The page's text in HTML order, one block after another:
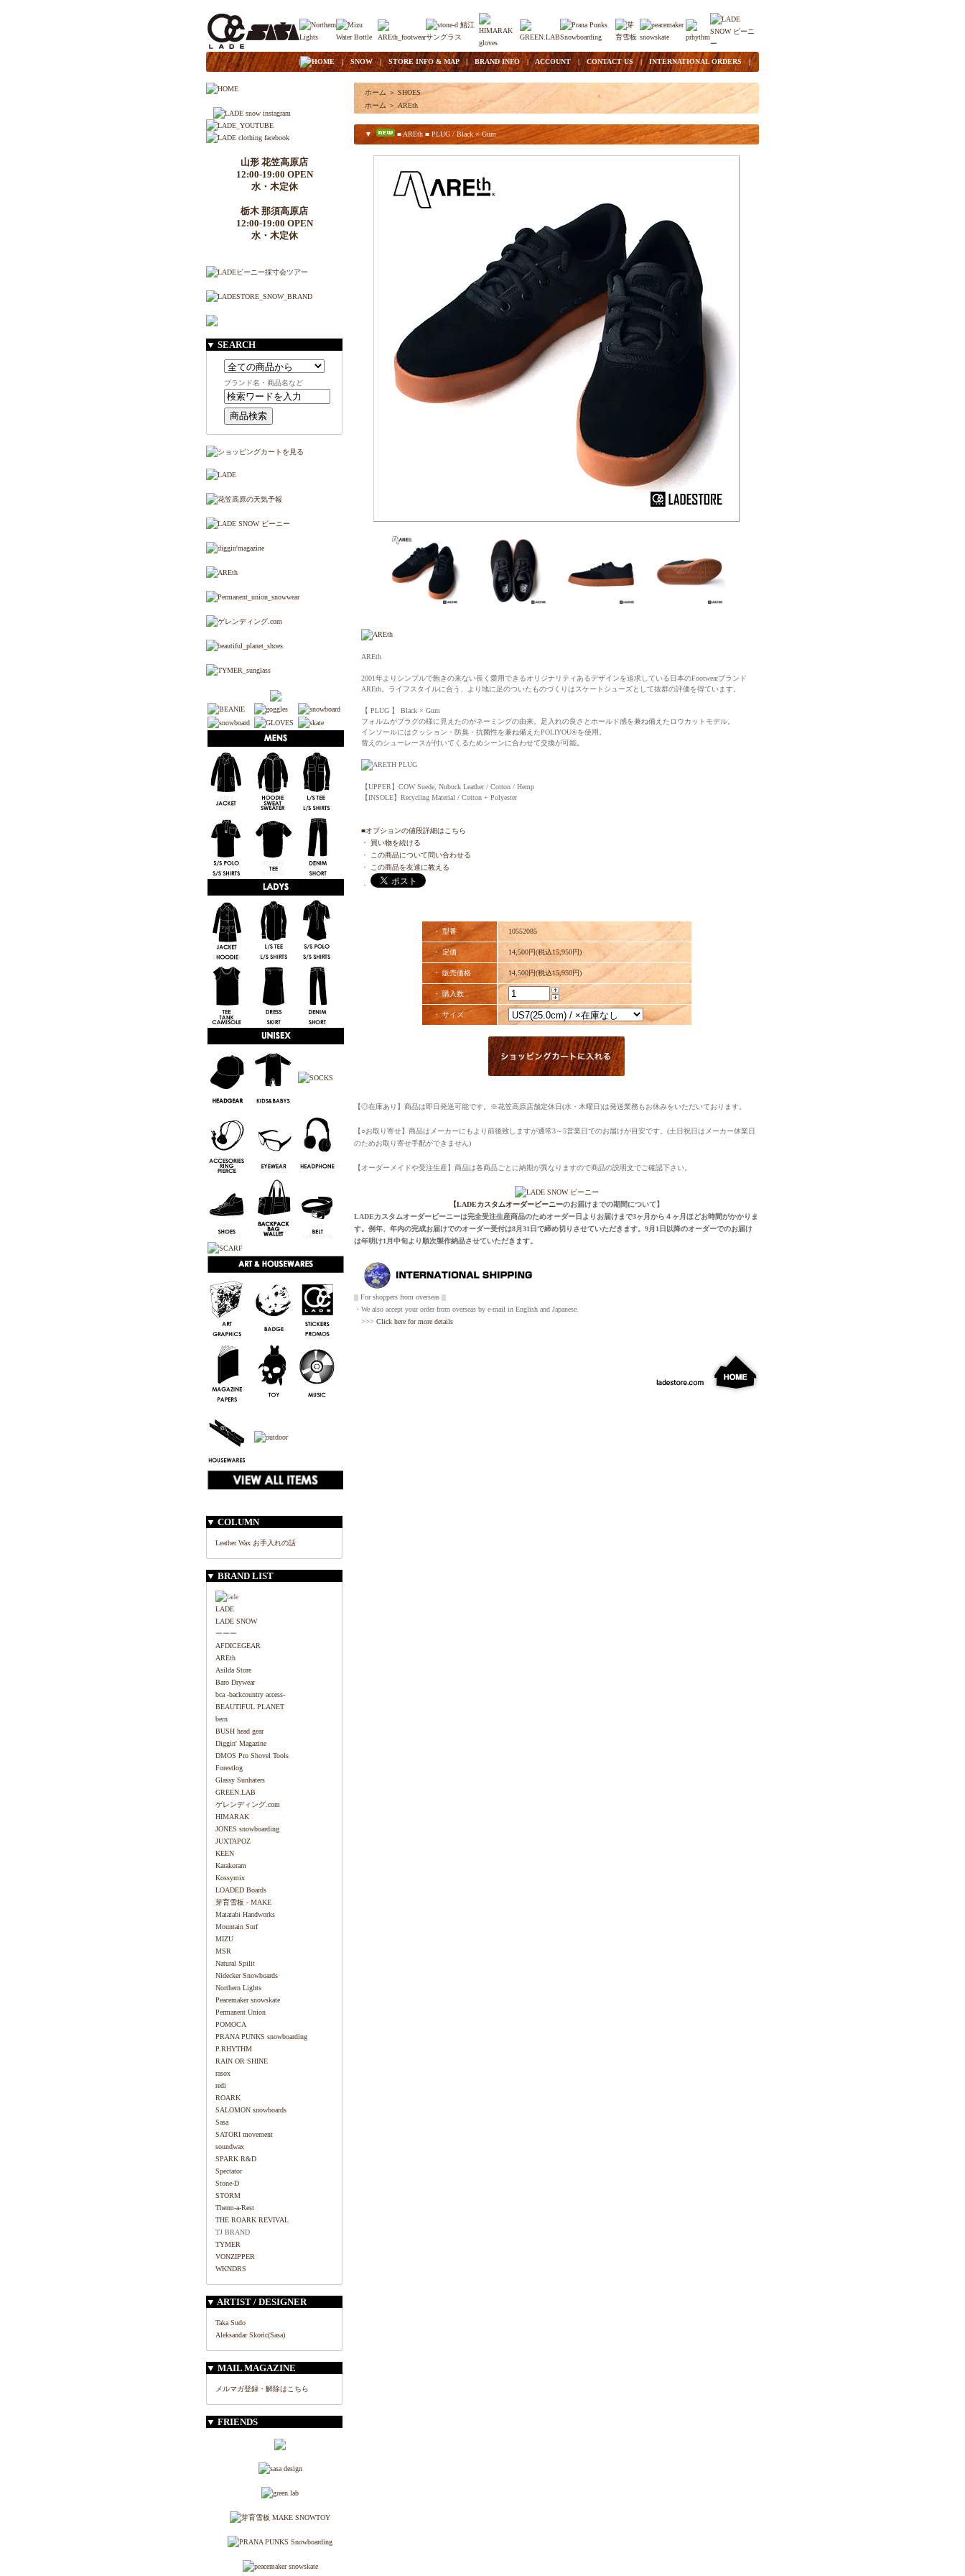
| HOME|SNOW| STORE INFO & MAP|BRAND INFO|ACCOUNT|CONTACT US |INTERNATIONAL ORDERS |
山形 花笠高原店
12:00-19:00 OPEN
水・木定休
栃木 那須高原店
12:00-19:00 OPEN
水・木定休
▼ SEARCH
ブランド名・商品名など
▼ COLUMN
Leather Wax お手入れの話
▼ BRAND LIST
LADE
LADE SNOW
ーーー
AFDICEGEAR
AREth
Asilda Store
Baro Drywear
bca -backcountry access-
BEAUTIFUL PLANET
bern
BUSH head gear
Diggin' Magazine
DMOS Pro Shovel Tools
Forestlog
Glassy Sunhaters
GREEN.LAB
ゲレンディング.com
HIMARAK
JONES snowboarding
JUXTAPOZ
KEEN
Karakoram
Kossymix
LOADED Boards
芽育雪板 - MAKE
Matatabi Handworks
Mountain Surf
MIZU
MSR
Natural Spilit
Nidecker Snowboards
Northern Lights
Peacemaker snowskate
Permanent Union
POMOCA
PRANA PUNKS snowboarding
P.RHYTHM
RAIN OR SHINE
rasox
redi
ROARK
SALOMON snowboards
Sasa
SATORI movement
soundwax
SPARK R&D
Spectator
Stone-D
STORM
Therm-a-Rest
THE ROARK REVIVAL
TJ BRAND
TYMER
VONZIPPER
WKNDRS
▼ ARTIST / DESIGNER
Taka Sudo
Aleksandar Skoric(Sasa)
▼ MAIL MAGAZINE
メルマガ登録・解除はこちら
▼ FRIENDS
ホーム ＞ SHOES
ホーム ＞ AREth
▼ ■ AREth ■ PLUG / Black × Gum
AREth
2001年よりシンプルで飽きの来ない長く愛用できるオリジナリティあるデザインを追求している日本のFootwearブランド
AREth。ライフスタイルに合う、より地に足のついたものづくりはスケートシューズとして抜群の評価を得ています。
【 PLUG 】 Black × Gum
フォルムがプラグの様に見えたのがネーミングの由来。足入れの良さとホールド感を兼ね備えたロウカットモデル。
インソールにはクッション・防臭・抗菌性を兼ね備えたPOLIYOU®を使用。
替えのシューレースが付いてくるためシーンに合わせて交換が可能。
【UPPER】COW Suede, Nubuck Leather / Cotton / Hemp
【INSOLE】Recycling Material / Cotton + Polyester
■オプションの値段詳細はこちら
・ 買い物を続ける
・
この商品について問い合わせる
・
この商品を友達に教える
・
・ 型番 10552085
・ 定価 14,500円(税込15,950円)
・ 販売価格 14,500円(税込15,950円)
・ 購入数
・ サイズ
【◎在庫あり】商品は即日発送可能です。※花笠高原店舗定休日(水・木曜日)は発送業務もお休みをいただいております。
【○お取り寄せ】商品はメーカーにもより前後致しますが通常3～5営業日でのお届けが目安です。(土日祝日はメーカー休業日
のためお取り寄せ手配ができません)
【オーダーメイドや受注生産】商品は各商品ごとに納期が異なりますので商品の説明文でご確認下さい。
【LADEカスタムオーダービーニーのお届けまでの期間について】
LADEカスタムオーダービーニーは完全受注生産商品のためオーダー日よりお届けまで3ヶ月から４ヶ月ほどお時間がかかりま
す。例年、年内の完成お届けでのオーダー受付は8月31日で締め切りさせていただきます。9月1日以降のオーダーでのお届け
は年明け1月中旬より順次製作納品させていただきます。
||| For shoppers from overseas |||
・We also accept your order from overseas by e-mail in English and Japanese.
>>> Click here for more details